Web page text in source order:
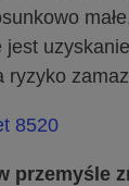
8520
przemyśle